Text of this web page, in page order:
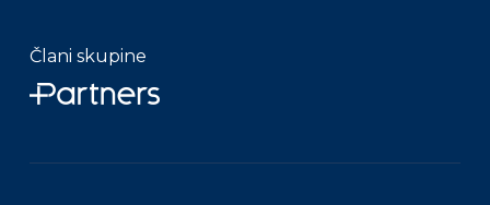
Člani skupine